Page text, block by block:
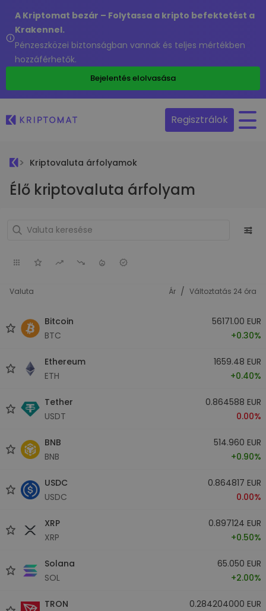
A Kriptomat bezár – Folytassa a kripto befektetést a
Krakennel.
Pénzeszközei biztonságban vannak és teljes mértékben
hozzáférhetők.
Bejelentés elolvasása
Regisztrálok
Kriptovaluta árfolyamok
Élő kriptovaluta árfolyam
Valuta Ár / Változtatás 24 óra
Bitcoin
BTC
56171.00 EUR
+0.30%
Ethereum
ETH
1659.48 EUR
+0.40%
Tether
USDT
0.864588 EUR
0.00%
BNB
BNB
514.960 EUR
+0.90%
USDC
USDC
0.864817 EUR
0.00%
XRP
XRP
0.897124 EUR
+0.50%
Solana
SOL
65.050 EUR
+2.00%
TRON
0.284204000 EUR